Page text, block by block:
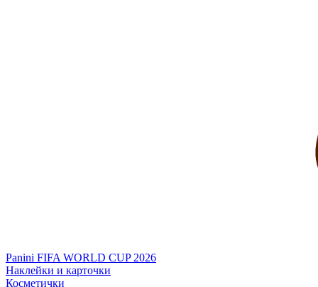
Panini FIFA WORLD CUP 2026
Наклейки и карточки
Косметички